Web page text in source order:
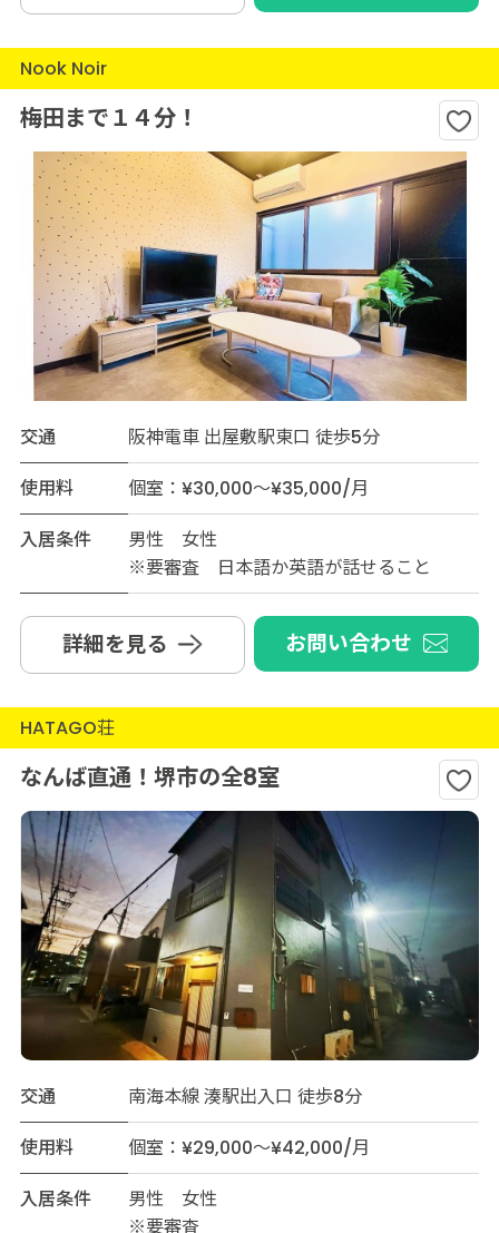
Nook Noir
梅田まで１４分！
交通
阪神電車 出屋敷駅東口 徒歩5分
使用料
個室：¥30,000～¥35,000/月
入居条件
男性 女性
※要審査 日本語か英語が話せること
詳細を見る お問い合わせ
HATAGO荘
なんば直通！堺市の全8室
交通
南海本線 湊駅出入口 徒歩8分
使用料
個室：¥29,000～¥42,000/月
入居条件
男性 女性
※要審査